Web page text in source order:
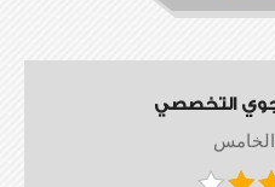
التخصصي
الخامس